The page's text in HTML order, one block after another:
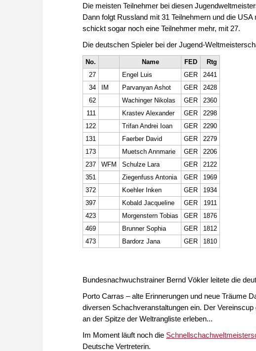
Die meisten Teilnehmer bei diesen
Dann folgt Russland mit 31 Teilnehmern und die
schickt sogar noch eine Teilnehmer mehr, mit 27.
Die deutschen Spieler bei der Jugend-
No. Name FED
Rtg
27
Engel Luis GER
2441
34
IM Parvanyan Ashot GER
2428
62
Wachinger Nikolas GER
2360
111
Krastev Alexander GER
2298
122
Trifan Andrei Ioan GER
2290
131
Faerber David GER
2279
173
Muetsch Annmarie GER
2206
237
WFM Schulze Lara GER
2122
351
Ziegenfuss Antonia GER
1969
372
Koehler Inken GER
1934
397
Kobald Jacqueline GER
1911
423
Morgenstern Tobias GER
1876
469
Brunner Sophia GER
1812
473
Bardorz Jana GER 1810
Bundesnachwuchstrainer Bernd Vökler leitete die
Porto Carras – alte Erinnerungen und neue Träume
diversen Schachveranstaltungen ein. Der
an der Spitze der Weltrangliste erleben...
Im Moment läuft noch die
Deutsche Vertreterin.